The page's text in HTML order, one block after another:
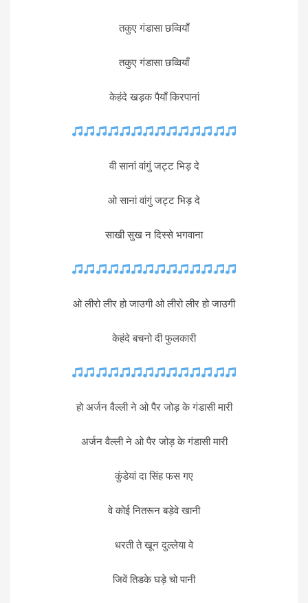
तकुए गंडासा छव्वियाँ
तकुए गंडासा छव्वियाँ
केहंदे खड़क पैयाँ किरपानां
वी सानां वांगुं जट्ट भिड़ दे
ओ सानां वांगुं जट्ट भिड़ दे
साखी सुख न दिस्से भगवाना
ओ लीरो लीर हो जाउगी ओ लीरो लीर हो जाउगी
केहंदे बचनो दी फुलकारी
हो अर्जन वैल्ली ने ओ पैर जोड़ के गंडासी मारी
अर्जन वैल्ली ने ओ पैर जोड़ के गंडासी मारी
कुंडेयां दा सिंह फस गए
वे कोई नितरून बड़ेवे खानी
धरती ते खून दुल्लेया वे
जिवें तिडके घड़े चो पानी